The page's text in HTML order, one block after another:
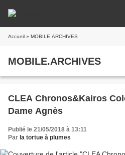
Accueil » MOBILE.ARCHIVES
MOBILE.ARCHIVES
CLEA Chronos&Kairos
Dame Agnès
Publié le 21/05/2018 à 13:11
Par la tortue à plumes